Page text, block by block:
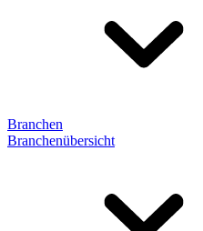
Branchen
Branchenübersicht